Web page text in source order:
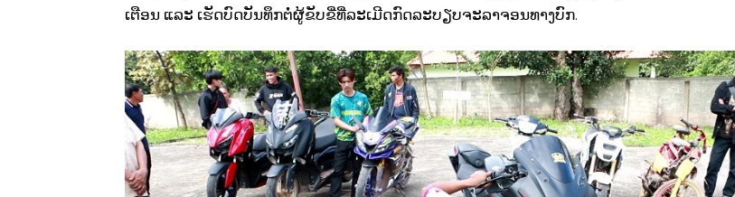
ເຕືອນ ແລະ ເຮັດບົດບັນທຶກຕໍ່ຜູ້ຂັບຂີ່ທີ່ລະເມີດກົດລະບຽບຈະລາຈອນທາງບົກ.